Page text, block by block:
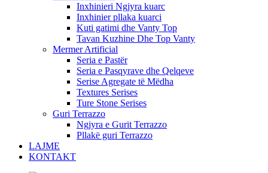
Inxhinieri Ngjyra kuarc
Inxhinier pllaka kuarci
Kuti gatimi dhe Vanty Top
Tavan Kuzhine Dhe Top Vanty
Mermer Artificial
Seria e Pastër
Seria e Pasqyrave dhe Qelqeve
Serise Agregate të Mëdha
Textures Serises
Ture Stone Serises
Guri Terrazzo
Ngjyra e Gurit Terrazzo
Pllakë guri Terrazzo
LAJME
KONTAKT